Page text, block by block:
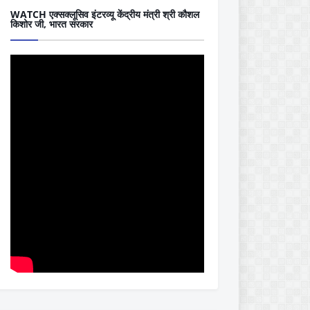
WATCH एक्सक्लूसिव इंटरव्यू केंद्रीय मंत्री श्री कौशल
किशोर जी, भारत सरकार